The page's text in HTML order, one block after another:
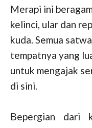
Merapi ini
kelinci, ular dan
kuda. Semua
tempatnya yang
untuk mengajak
di sini.
Bepergian dari